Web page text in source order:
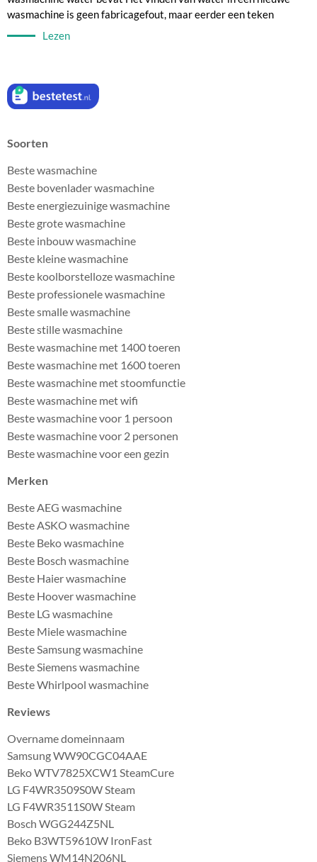
wasmachine is geen fabricagefout, maar eerder een teken
Lezen
Soorten
Beste wasmachine
Beste bovenlader wasmachine
Beste energiezuinige wasmachine
Beste grote wasmachine
Beste inbouw wasmachine
Beste kleine wasmachine
Beste koolborstelloze wasmachine
Beste professionele wasmachine
Beste smalle wasmachine
Beste stille wasmachine
Beste wasmachine met 1400 toeren
Beste wasmachine met 1600 toeren
Beste wasmachine met stoomfunctie
Beste wasmachine met wifi
Beste wasmachine voor 1 persoon
Beste wasmachine voor 2 personen
Beste wasmachine voor een gezin
Merken
Beste AEG wasmachine
Beste ASKO wasmachine
Beste Beko wasmachine
Beste Bosch wasmachine
Beste Haier wasmachine
Beste Hoover wasmachine
Beste LG wasmachine
Beste Miele wasmachine
Beste Samsung wasmachine
Beste Siemens wasmachine
Beste Whirlpool wasmachine
Reviews
Overname domeinnaam
Samsung WW90CGC04AAE
Beko WTV7825XCW1 SteamCure
LG F4WR3509S0W Steam
LG F4WR3511S0W Steam
Bosch WGG244Z5NL
Beko B3WT59610W IronFast
Siemens WM14N206NL